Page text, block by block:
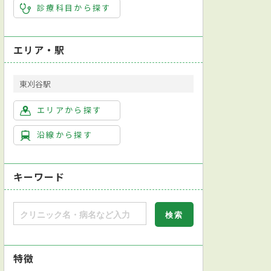
診療科目から探す
エリア・駅
東刈谷駅
エリアから探す
沿線から探す
キーワード
特徴